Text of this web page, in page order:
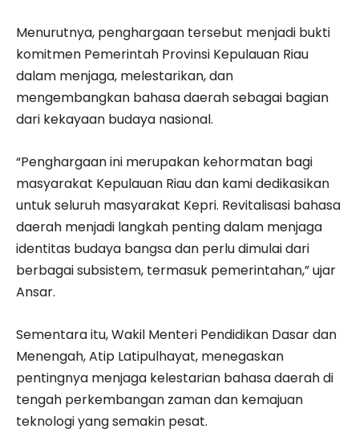
Menurutnya, penghargaan tersebut menjadi bukti
komitmen Pemerintah Provinsi Kepulauan Riau
dalam menjaga, melestarikan, dan
mengembangkan bahasa daerah sebagai bagian
dari kekayaan budaya nasional.
“Penghargaan ini merupakan kehormatan bagi
masyarakat Kepulauan Riau dan kami dedikasikan
untuk seluruh masyarakat Kepri. Revitalisasi bahasa
daerah menjadi langkah penting dalam menjaga
identitas budaya bangsa dan perlu dimulai dari
berbagai subsistem, termasuk pemerintahan,” ujar
Ansar.
Sementara itu, Wakil Menteri Pendidikan Dasar dan
Menengah, Atip Latipulhayat, menegaskan
pentingnya menjaga kelestarian bahasa daerah di
tengah perkembangan zaman dan kemajuan
teknologi yang semakin pesat.